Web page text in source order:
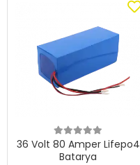
36 Volt 80 Amper Lifepo4
Batarya